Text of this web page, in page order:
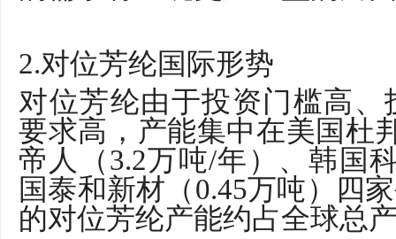
2.对位芳纶国际形势
对位芳纶由于投资门槛高
要求高，产能集中在美国杜
帝人（3.2万吨/年）、韩国
国泰和新材（0.45万吨）四
的对位芳纶产能约占全球总